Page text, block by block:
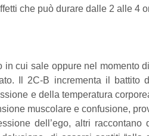
che può durare dalle 2 alle 4
in cui sale oppure nel momento
Il 2C-B incrementa il battito
e della temperatura
muscolare e confusione,
dell’ego, altri raccontano